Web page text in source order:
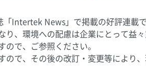
Intertek News」で掲載の好評連載で
、環境への配慮は企業にとって益
で、ご参照ください。
で、その後の改訂・変更等により